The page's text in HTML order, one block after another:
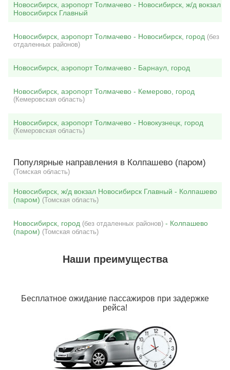
Новосибирск, аэропорт Толмачево - Новосибирск, ж/д вокзал
Новосибирск Главный
Новосибирск, аэропорт Толмачево - Новосибирск, город (без
отдаленных районов)
Новосибирск, аэропорт Толмачево - Барнаул, город
Новосибирск, аэропорт Толмачево - Кемерово, город
(Кемеровская область)
Новосибирск, аэропорт Толмачево - Новокузнецк, город
(Кемеровская область)
Популярные направления в Колпашево (паром)
(Томская область)
Новосибирск, ж/д вокзал Новосибирск Главный - Колпашево
(паром) (Томская область)
Новосибирск, город (без отдаленных районов) - Колпашево
(паром) (Томская область)
Наши преимущества
Бесплатное ожидание пассажиров при задержке
рейса!